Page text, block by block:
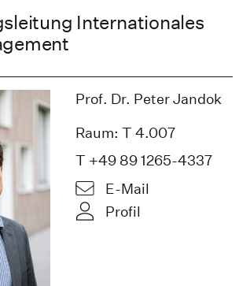
Internationales
Prof. Dr. Peter Jandok
Raum: T 4.007
T +49 89 1265-4337
E-Mail
Profil